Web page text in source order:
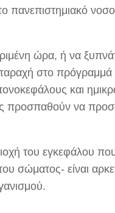
ώρα, ή να
στο πρόγραμμά
και
προσπαθούν να
του εγκεφάλου που
σώματος- είναι